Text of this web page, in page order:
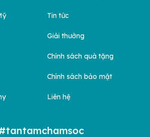
Tin tức
Giải thưởng
Chính sách quà tặng
Chính sách bảo mật
Liên hệ